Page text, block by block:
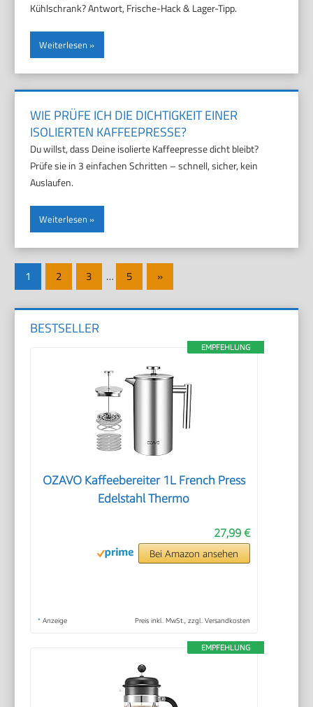
Kühlschrank? Antwort, Frische-Hack & Lager-Tipp.
Weiterlesen
WIE PRÜFE ICH DIE DICHTIGKEIT EINER
ISOLIERTEN KAFFEEPRESSE?
Du willst, dass Deine isolierte Kaffeepresse dicht bleibt?
Prüfe sie in 3 einfachen Schritten – schnell, sicher, kein
Auslaufen.
Weiterlesen
Seitennummerierung
der
Beiträge
1 2 3 … 5
Nächste
Beiträge
»
BESTSELLER
EMPFEHLUNG
OZAVO Kaffeebereiter 1L French Press
Edelstahl Thermo
27,99 €
Bei Amazon ansehen
* Anzeige Preis inkl. MwSt., zzgl. Versandkosten
EMPFEHLUNG